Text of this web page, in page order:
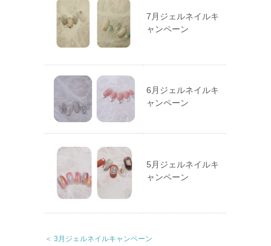
7月ジェルネイルキ
ャンペーン
6月ジェルネイルキ
ャンペーン
5月ジェルネイルキ
ャンペーン
＜ 3月ジェルネイルキャンペーン